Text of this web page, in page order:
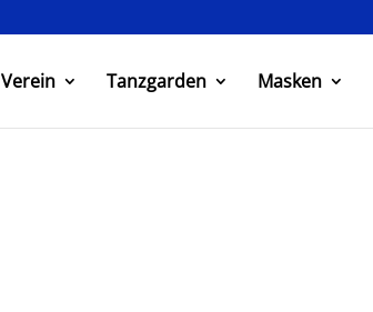
Verein Tanzgarden Masken